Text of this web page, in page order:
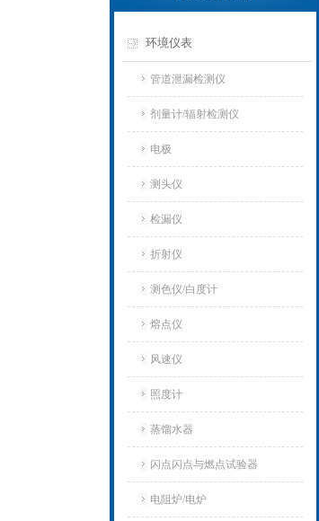
环境仪表
管道泄漏检测仪
剂量计/辐射检测仪
电极
测头仪
检漏仪
折射仪
测色仪/白度计
熔点仪
风速仪
照度计
蒸馏水器
闪点闪点与燃点试验器
电阻炉/电炉